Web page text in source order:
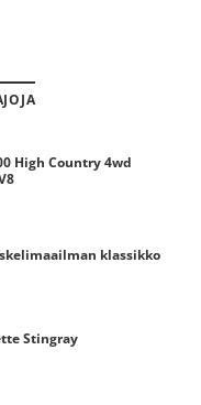
High Country 4wd
klassikko
Stingray